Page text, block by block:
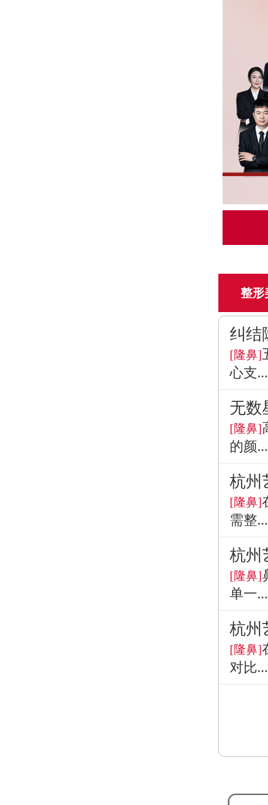
整形
纠结
[隆鼻]
心支...
无数
[隆鼻]
的颜...
杭州
[隆鼻]
需整...
杭州
[隆鼻]
单一...
杭州
[隆鼻]
对比...